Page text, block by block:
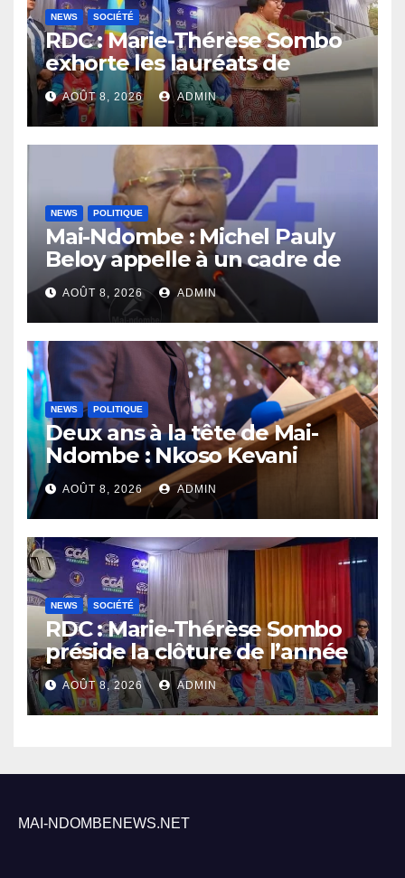
NEWS SOCIÉTÉ
RDC : Marie-Thérèse Sombo
exhorte les lauréats de
l’UNIKIN à mettre leurs
compétences au service de
la nation
AOÛT 8, 2026 ADMIN
NEWS POLITIQUE
Mai-Ndombe : Michel Pauly
Beloy appelle à un cadre de
concertation avant la tenue
du dialogue inclusif
AOÛT 8, 2026 ADMIN
NEWS POLITIQUE
Deux ans à la tête de Mai-
Ndombe : Nkoso Kevani
défend son bilan et fait de la
sécurité sa priorité
AOÛT 8, 2026 ADMIN
NEWS SOCIÉTÉ
RDC : Marie-Thérèse Sombo
préside la clôture de l’année
académique 2025-2026 à
l’UNIKIN
AOÛT 8, 2026 ADMIN
MAI-NDOMBENEWS.NET